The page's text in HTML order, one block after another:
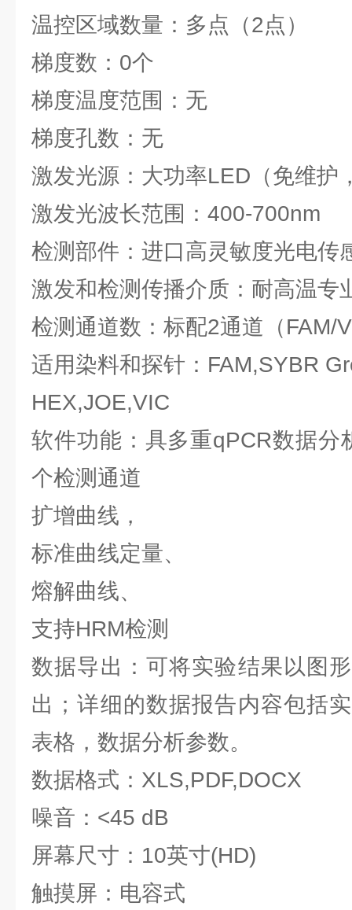
温控区域数量：多点（2点）
梯度数：0个
梯度温度范围：无
梯度孔数：无
激发光源：大功率LED（免维护
激发光波长范围：400-700nm
检测部件：进口高灵敏度光电传
激发和检测传播介质：耐高温专
检测通道数：标配2通道（FAM/
适用染料和探针：FAM,SYBR
HEX,JOE,VIC
软件功能：具多重qPCR数据分
个检测通道
扩增曲线，
标准曲线定量、
熔解曲线、
支持HRM检测
数据导出：可将实验结果以图
出；详细的数据报告内容包括
表格，数据分析参数。
数据格式：XLS,PDF,DOCX
噪音：<45 dB
屏幕尺寸：10英寸(HD)
触摸屏：电容式